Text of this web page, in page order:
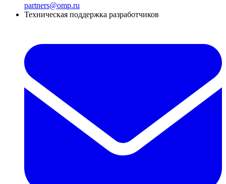
partners@omp.ru
Техническая поддержка разработчиков